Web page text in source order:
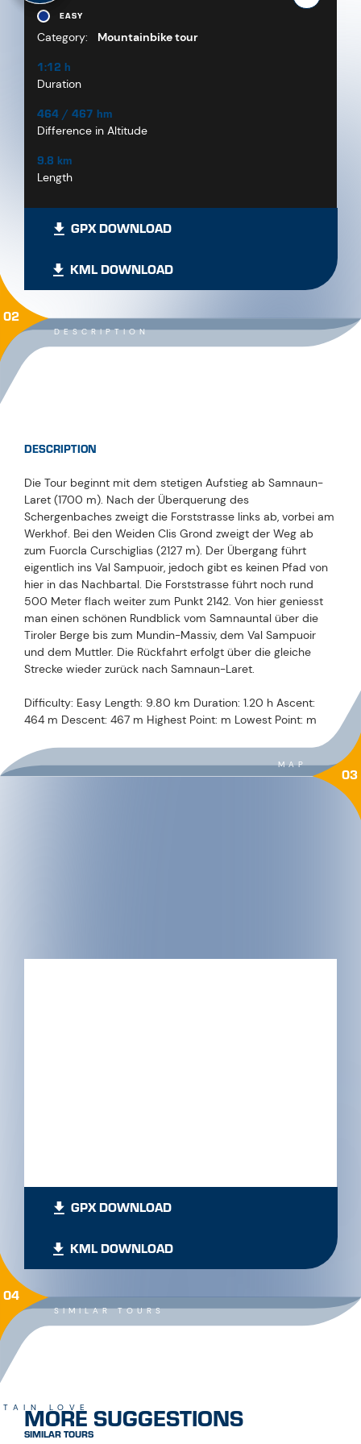
EASY
Category:
Mountainbike tour
1:12 h
Duration
464 / 467 hm
Difference in Altitude
9.8 km
Length
GPX DOWNLOAD
KML DOWNLOAD
DESCRIPTION
02
DESCRIPTION
Die Tour beginnt mit dem stetigen Aufstieg ab Samnaun-
Laret (1700 m). Nach der Überquerung des
Schergenbaches zweigt die Forststrasse links ab, vorbei am
Werkhof. Bei den Weiden Clis Grond zweigt der Weg ab
zum Fuorcla Curschiglias (2127 m). Der Übergang führt
eigentlich ins Val Sampuoir, jedoch gibt es keinen Pfad von
hier in das Nachbartal. Die Forststrasse führt noch rund
500 Meter flach weiter zum Punkt 2142. Von hier geniesst
man einen schönen Rundblick vom Samnauntal über die
Tiroler Berge bis zum Mundin-Massiv, dem Val Sampuoir
und dem Muttler. Die Rückfahrt erfolgt über die gleiche
Strecke wieder zurück nach Samnaun-Laret.
Difficulty: Easy Length: 9.80 km Duration: 1.20 h Ascent:
464 m Descent: 467 m Highest Point: m Lowest Point: m
MAP 03
GPX DOWNLOAD
KML DOWNLOAD
SIMILAR TOURS
04
LOVE
MORE SUGGESTIONS
SIMILAR TOURS